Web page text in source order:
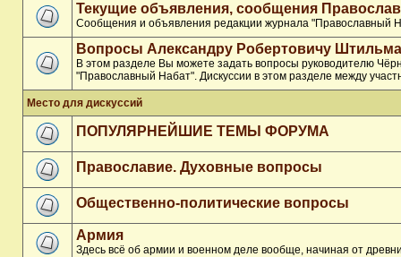
Текущие объявления, сообщения
Сообщения и объявления редакции журнала "Православный
Вопросы Александру Робертовичу
В этом разделе Вы можете задать вопросы руководителю
"Православный Набат". Дискуссии в этом разделе между
Место для дискуссий
ПОПУЛЯРНЕЙШИЕ ТЕМЫ ФОРУМА
Православие. Духовные вопросы
Общественно-политические вопросы
Армия
Здесь всё об армии и военном деле вообще, начиная от